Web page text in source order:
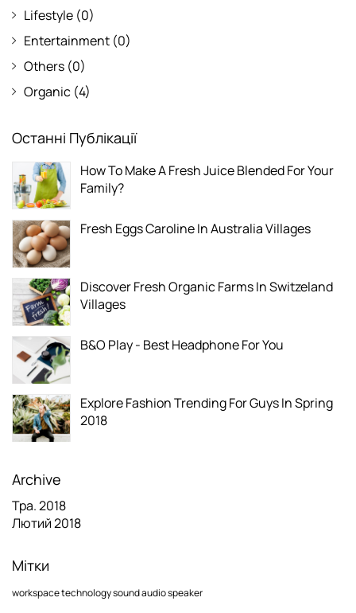
Lifestyle (0)
Entertainment (0)
Others (0)
Organic (4)
Останні Публікації
How To Make A Fresh Juice Blended For Your
Family?
Fresh Eggs Caroline In Australia Villages
Discover Fresh Organic Farms In Switzeland
Villages
B&O Play - Best Headphone For You
Explore Fashion Trending For Guys In Spring
2018
Archive
Тра. 2018
Лютий 2018
Мітки
workspacetechnologysoundaudiospeaker